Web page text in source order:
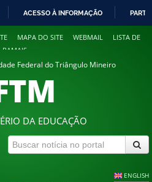
ACESSO À INFORMAÇÃO
MAPA DO SITE WEBMAIL
LISTA DE
RAMAIS
Federal do Triângulo Mineiro
DA EDUCAÇÃO
ENGLISH